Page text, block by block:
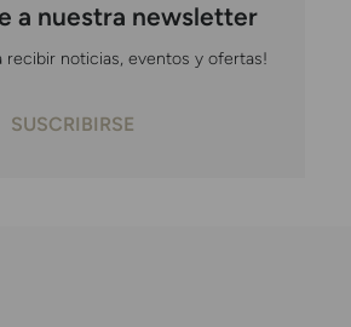
a nuestra newsletter
recibir noticias, eventos y ofertas!
SUSCRIBIRSE